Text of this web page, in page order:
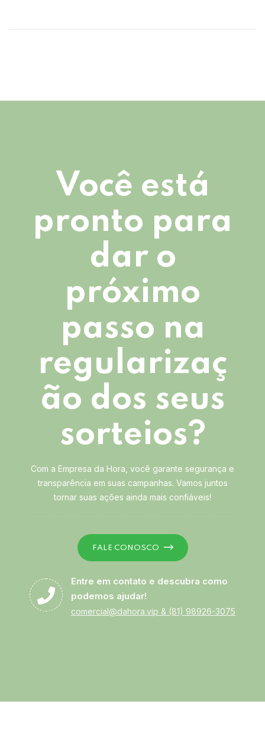
Você está
pronto para
dar o
próximo
passo na
regularizaç
ão dos seus
sorteios?
Com a Empresa da Hora, você garante segurança e
transparência em suas campanhas. Vamos juntos
tornar suas ações ainda mais confiáveis!
FALE CONOSCO
Entre em contato e descubra como
podemos ajudar!
comercial@dahora.vip & (81) 98926-3075